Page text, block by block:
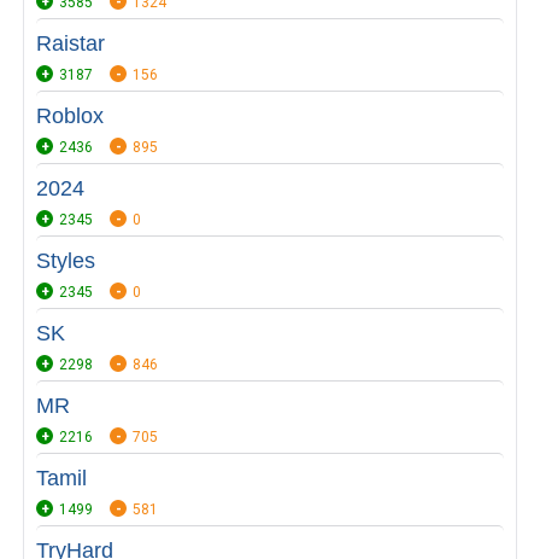
Raistar
3187 156
Roblox
2436 895
2024
2345 0
Styles
2345 0
SK
2298 846
MR
2216 705
Tamil
1499 581
TryHard